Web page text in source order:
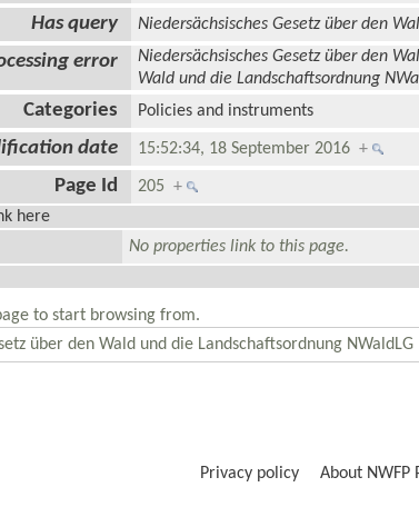
Has query Niedersächsisches Gesetz über den
error Niedersächsisches Gesetz über den
Wald und die Landschaftsordnung
Categories Policies and instruments
date 15:52:34, 18 September 2016+
Page Id 205+
here
No properties link to this page.
to start browsing from.
Privacy policy About NWFP